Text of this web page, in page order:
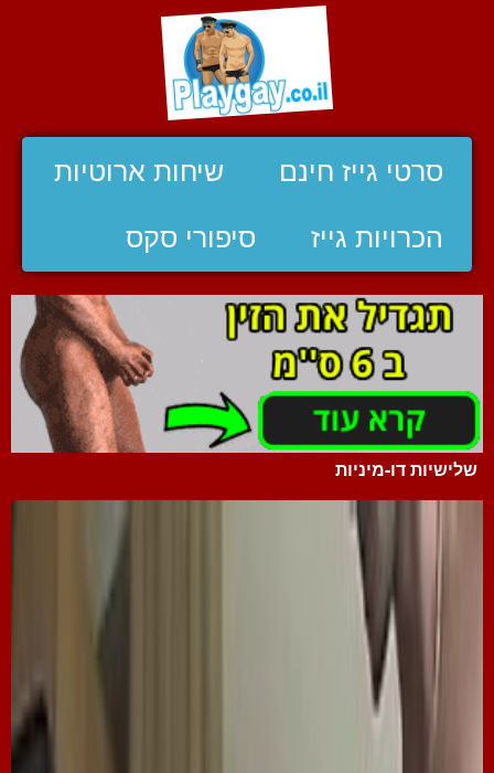
סרטי גייז חינם שיחות ארוטיות
הכרויות גייז סיפורי סקס
שלישיות דו-מיניות